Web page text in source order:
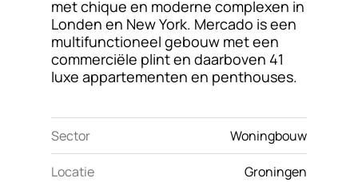
met chique en moderne complexen in
Londen en New York. Mercado is een
multifunctioneel gebouw met een
commerciële plint en daarboven 41
luxe appartementen en penthouses.
Sector Woningbouw
Locatie Groningen